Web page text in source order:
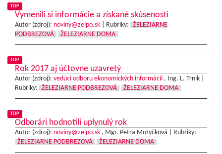
TOP
Vymenili si informácie a získané skúsenosti
Autor (zdroj): noviny@zelpo.sk Rubriky:
ŽELEZIARNE
PODBREZOVÁ
ŽELEZIARNE DOMA
TOP
Rok 2017 aj účtovne uzavretý
Autor (zdroj): vedúci odboru ekonomických informácií , Ing. L. Trnik |
Rubriky:
ŽELEZIARNE PODBREZOVÁ ŽELEZIARNE DOMA
TOP
Odborári hodnotili uplynulý rok
Autor (zdroj): noviny@zelpo.sk , Mgr. Petra Motyčková |
Rubriky:
ŽELEZIARNE PODBREZOVÁ
ŽELEZIARNE DOMA